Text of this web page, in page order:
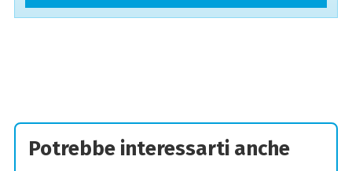
Potrebbe interessarti anche